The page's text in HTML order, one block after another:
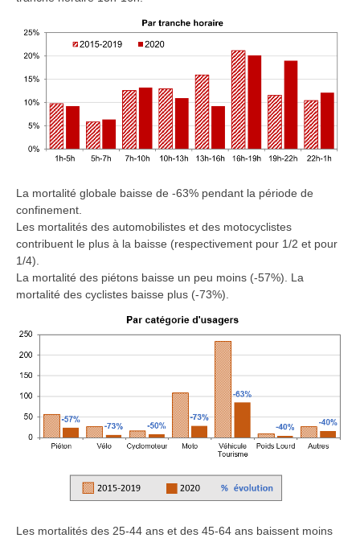
La mortalité globale baisse de -63% pendant la période de
confinement.
Les mortalités des automobilistes et des motocyclistes
contribuent le plus à la baisse (respectivement pour 1/2 et pour
1/4).
La mortalité des piétons baisse un peu moins (-57%). La
mortalité des cyclistes baisse plus (-73%).
Les mortalités des 25-44 ans et des 45-64 ans baissent moins